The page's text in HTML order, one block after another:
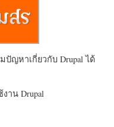
ญหาเกี่ยวกับ Drupal ได้
าน Drupal